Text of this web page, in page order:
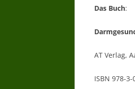
Das Buch:
AT Verlag,
ISBN 978-